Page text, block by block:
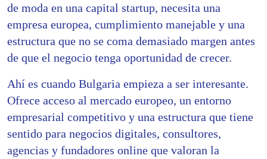
de moda en una capital startup, necesita una
empresa europea, cumplimiento manejable y una
estructura que no se coma demasiado margen antes
de que el negocio tenga oportunidad de crecer.
Ahí es cuando Bulgaria empieza a ser interesante.
Ofrece acceso al mercado europeo, un entorno
empresarial competitivo y una estructura que tiene
sentido para negocios digitales, consultores,
agencias y fundadores online que valoran la